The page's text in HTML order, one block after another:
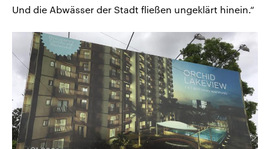
Und die Abwässer der Stadt fließen ungeklärt hinein.“